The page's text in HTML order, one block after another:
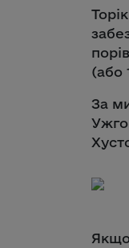
(або
За
Якщо